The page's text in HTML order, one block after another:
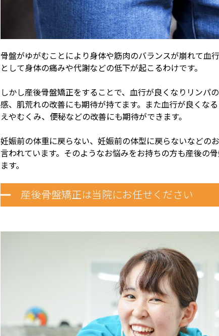
骨盤がゆがむことにより身体や筋肉のバランスが崩れて血
として身体の痛みや代謝などの低下が起こるわけです。
しかし産後骨盤矯正をすることで、血行が良くなりリンパ
感、肌荒れの改善にも期待が持てます。また血行が良くな
えやむくみ、便秘などの改善にも期待ができます。
妊娠前の体重に戻らない、妊娠前の体型に戻らないなどの
言われています。そのようなお悩みをお持ちの方も産後の
ます。
産後骨盤矯正は当院にお任せください